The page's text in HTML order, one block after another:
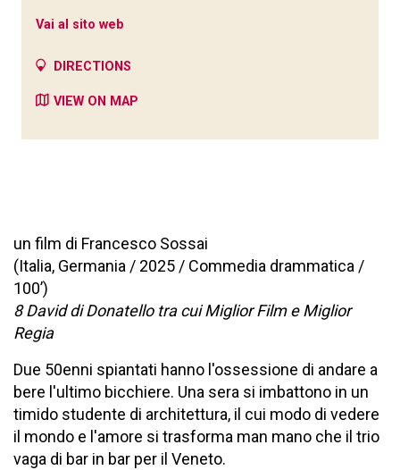
un film di Francesco Sossai
(Italia, Germania / 2025 / Commedia drammatica /
100’)
8 David di Donatello tra cui Miglior Film e Miglior
Regia
Due 50enni spiantati hanno l'ossessione di andare a
bere l'ultimo bicchiere. Una sera si imbattono in un
timido studente di architettura, il cui modo di vedere
il mondo e l'amore si trasforma man mano che il trio
vaga di bar in bar per il Veneto.
Vai al sito web
DIRECTIONS
VIEW ON MAP